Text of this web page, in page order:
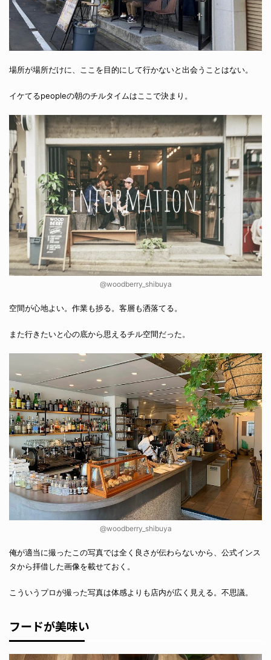
場所が場所だけに、ここを目的にして行かないと出会うことはない。
イケてるpeopleの朝のチルタイムはここで決まり。
@woodberry_shibuya
空間が心地よい。作業も捗る。客層も洒落てる。
また行きたいと心の底から思えるチル空間だった。
@woodberry_shibuya
俺が適当に撮ったこの写真では全く良さが伝わらないから、公式インス
タから拝借した画像を載せておく。
こういうプロが撮った写真は体感よりも店内が広く見える。不思議。
フードが美味い